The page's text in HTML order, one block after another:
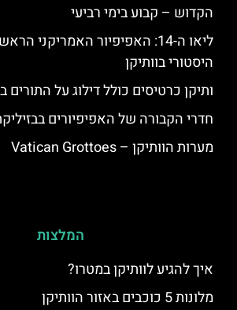
הקדוש – קבוע בימי רביעי
ליאו ה-14: האפיפיור האמריקני
היסטורי בוותיקן
ותיקן כרטיסים כולל דילוג על התורים
חדרי הקבורה של האפיפיורים
מערות הוותיקן – Vatican Grottoes
המלצות
איך להגיע לוותיקן במטרו?
מלונות 5 כוכבים באזור הוותיקן